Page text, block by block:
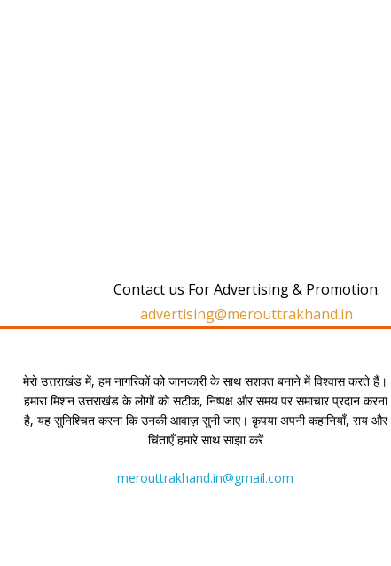
Contact us For Advertising & Promotion.
advertising@merouttrakhand.in
मेरो उत्तराखंड में, हम नागरिकों को जानकारी के साथ सशक्त बनाने में विश्वास करते हैं।
हमारा मिशन उत्तराखंड के लोगों को सटीक, निष्पक्ष और समय पर समाचार प्रदान करना
है, यह सुनिश्चित करना कि उनकी आवाज़ सुनी जाए। कृपया अपनी कहानियाँ, राय और
चिंताएँ हमारे साथ साझा करें
merouttrakhand.in@gmail.com